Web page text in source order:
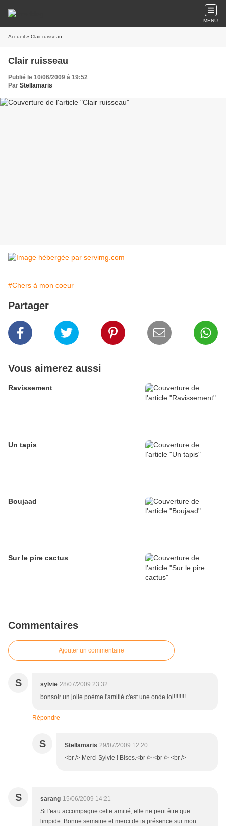
MENU
Accueil » Clair ruisseau
Clair ruisseau
Publié le 10/06/2009 à 19:52
Par Stellamaris
#Chers à mon coeur
Partager
Vous aimerez aussi
Ravissement
Un tapis
Boujaad
Sur le pire cactus
Commentaires
Ajouter un commentaire
S sylvie 28/07/2009 23:32
bonsoir un jolie poème l'amitié c'est une onde lol!!!!!!!!
Répondre
S Stellamaris 29/07/2009 12:20
<br /> Merci Sylvie ! Bises.<br /> <br /> <br />
S sarang 15/06/2009 14:21
Si l'eau accompagne cette amitié, elle ne peut être que
limpide. Bonne semaine et merci de ta présence sur mon